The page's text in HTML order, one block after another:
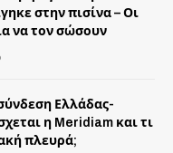
στην πισίνα – Οι
να τον σώσουν
Ελλάδας-
η Meridiam και τι
πλευρά;